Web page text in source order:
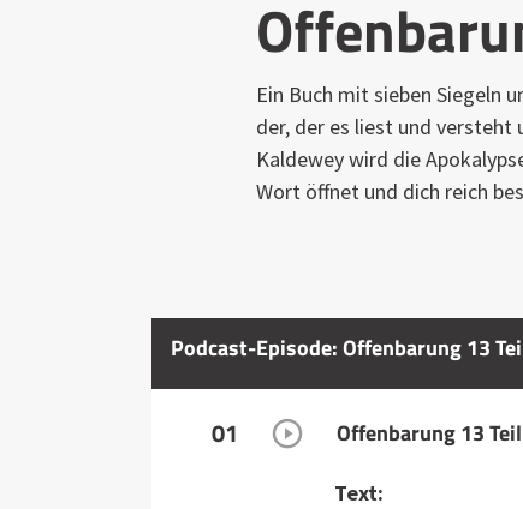
Ein Buch mit sieben Siegeln
der, der es liest und versteht
Kaldewey wird die
Wort öffnet und dich reich
Podcast-Episode: Offenbarung 13
01 Offenbarung 13
Text: